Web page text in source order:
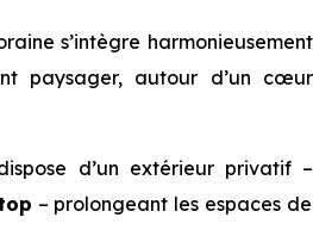
s’intègre harmonieusement
paysager, autour d’un cœur
d’un extérieur privatif –
– prolongeant les espaces de